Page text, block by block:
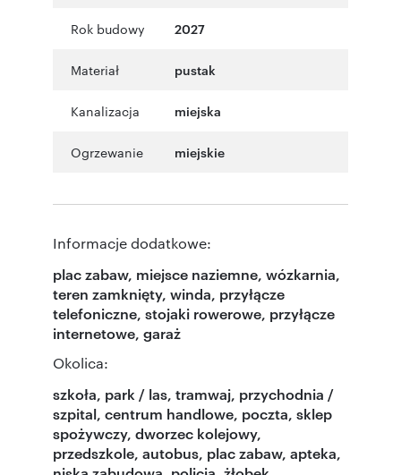
Rok budowy 2027
Materiał pustak
Kanalizacja miejska
Ogrzewanie miejskie
Informacje dodatkowe:
plac zabaw, miejsce naziemne, wózkarnia,
teren zamknięty, winda, przyłącze
telefoniczne, stojaki rowerowe, przyłącze
internetowe, garaż
Okolica:
szkoła, park / las, tramwaj, przychodnia /
szpital, centrum handlowe, poczta, sklep
spożywczy, dworzec kolejowy,
przedszkole, autobus, plac zabaw, apteka,